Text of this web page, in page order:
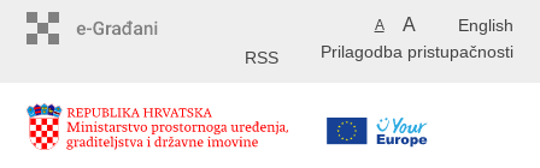
English
A A
Prilagodba pristupačnosti
RSS